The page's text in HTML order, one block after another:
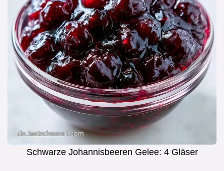
Schwarze Johannisbeeren Gelee: 4 Gläser